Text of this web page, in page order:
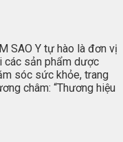
SAO Y tự hào là đơn vị
các sản phẩm dược
sóc sức khỏe, trang
châm: “Thương hiệu